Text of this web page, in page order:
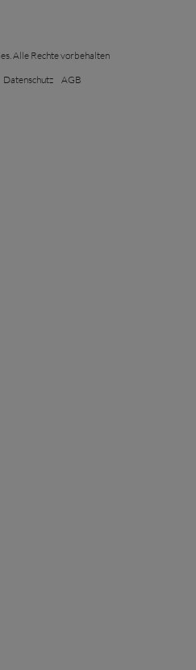
Alle Rechte vorbehalten
Datenschutz AGB